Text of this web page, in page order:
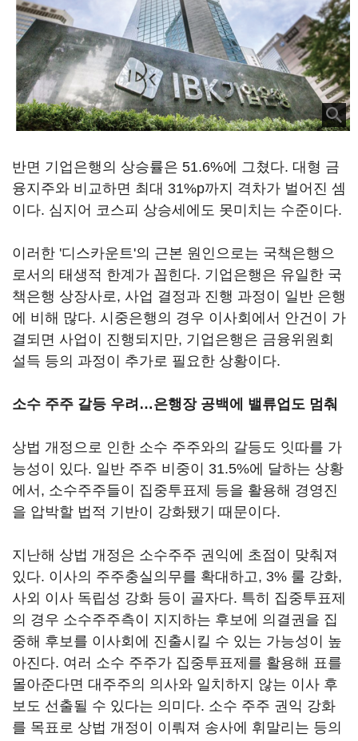
반면 기업은행의 상승률은 51.6%에 그쳤다. 대형 금
융지주와 비교하면 최대 31%p까지 격차가 벌어진 셈
이다. 심지어 코스피 상승세에도 못미치는 수준이다.
이러한 '디스카운트'의 근본 원인으로는 국책은행으
로서의 태생적 한계가 꼽힌다. 기업은행은 유일한 국
책은행 상장사로, 사업 결정과 진행 과정이 일반 은행
에 비해 많다. 시중은행의 경우 이사회에서 안건이 가
결되면 사업이 진행되지만, 기업은행은 금융위원회
설득 등의 과정이 추가로 필요한 상황이다.
소수 주주 갈등 우려…은행장 공백에 밸류업도 멈춰
상법 개정으로 인한 소수 주주와의 갈등도 잇따를 가
능성이 있다. 일반 주주 비중이 31.5%에 달하는 상황
에서, 소수주주들이 집중투표제 등을 활용해 경영진
을 압박할 법적 기반이 강화됐기 때문이다.
지난해 상법 개정은 소수주주 권익에 초점이 맞춰져
있다. 이사의 주주충실의무를 확대하고, 3% 룰 강화,
사외 이사 독립성 강화 등이 골자다. 특히 집중투표제
의 경우 소수주주측이 지지하는 후보에 의결권을 집
중해 후보를 이사회에 진출시킬 수 있는 가능성이 높
아진다. 여러 소수 주주가 집중투표제를 활용해 표를
몰아준다면 대주주의 의사와 일치하지 않는 이사 후
보도 선출될 수 있다는 의미다. 소수 주주 권익 강화
를 목표로 상법 개정이 이뤄져 송사에 휘말리는 등의